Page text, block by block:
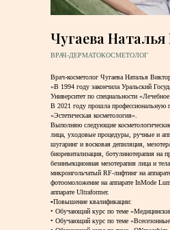
Чугаева
ВРАЧ-ДЕРМАТОКОСМЕТОЛОГ
Врач-косметолог Чугаева Наталья
«В 1994 году закончила Уральский
Университет по специальности «Лечебное
В 2021 году прошла профессиональную
«Эстетическая косметология».
Выполняю следующие
лица, уходовые процедуры, ручные и
шугаринг и восковая депиляция,
биоревитализация, ботулинотерапия на
безинъекционная мезотерапия лица и
микроигольчатый RF-лифтинг на
фотоомоложение на аппарате InMode
аппарате Ultraformer.
▫️Повышение квалификации:
• Обучающий курс по теме
• Обучающий курс по теме